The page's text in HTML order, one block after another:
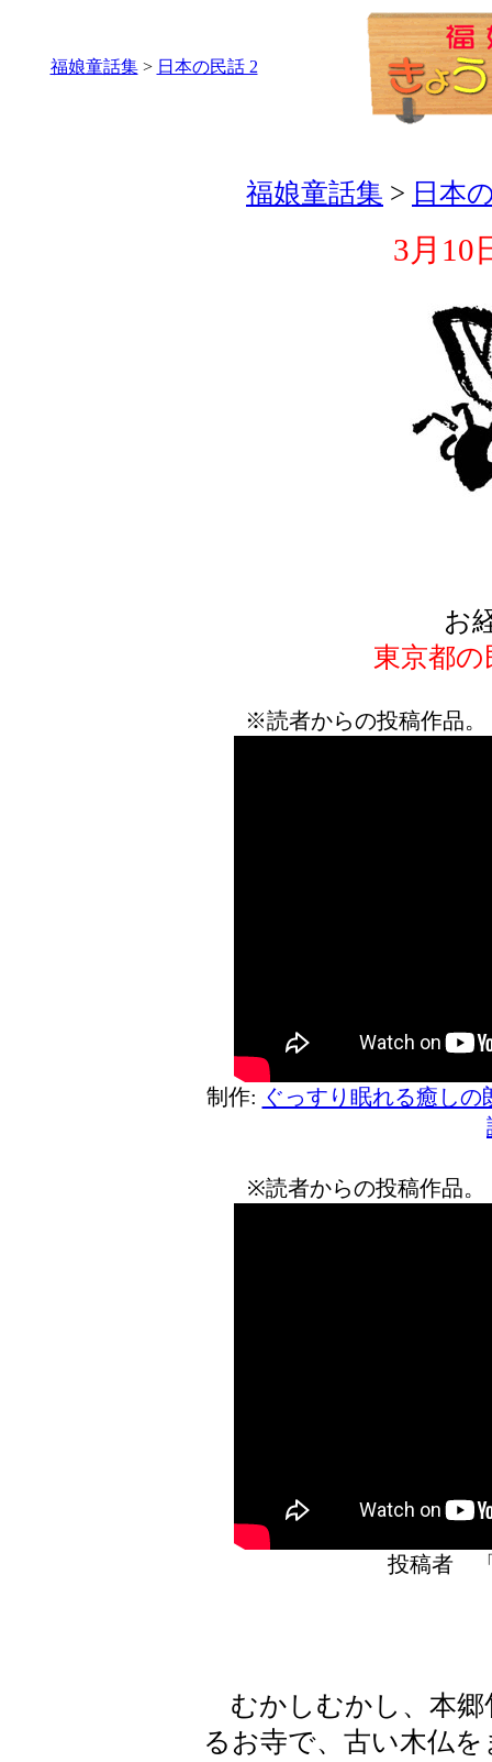
福娘童話集> 日本の民話 2
福娘童話集 > 日本
3月10
お
東京都の
※読者からの投稿作品
制作: ぐっすり眠れる癒し
※読者からの投稿作品
投稿者
むかしむかし、本郷
るお寺で、古い木仏